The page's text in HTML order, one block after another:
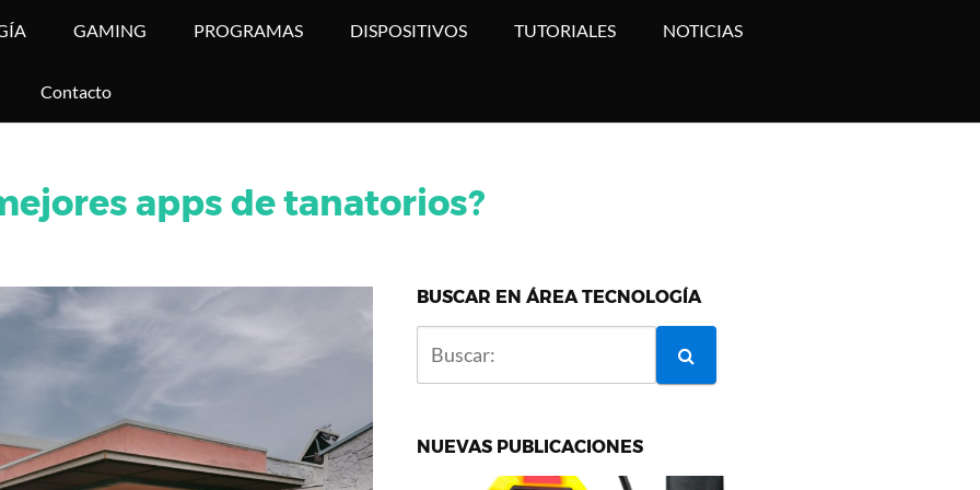
GAMING PROGRAMAS DISPOSITIVOS TUTORIALES NOTICIAS
Contacto
apps de tanatorios?
BUSCAR EN ÁREA TECNOLOGÍA
NUEVAS PUBLICACIONES